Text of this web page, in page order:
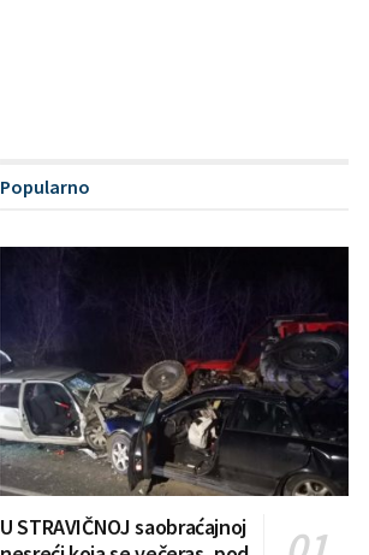
Popularno
U STRAVIČNOJ saobraćajnoj